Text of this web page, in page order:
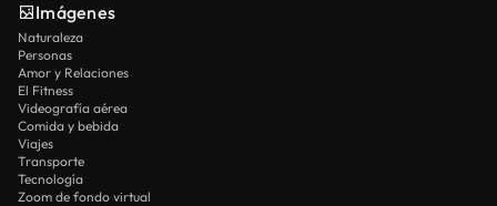
Imágenes
Naturaleza
Personas
Amor y Relaciones
El Fitness
Videografía aérea
Comida y bebida
Viajes
Transporte
Tecnología
Zoom de fondo virtual